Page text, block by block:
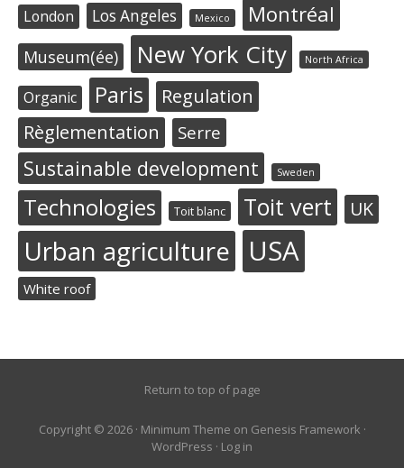
London Los Angeles Mexico Montréal
Museum(ée) New York City North Africa
Organic Paris
Regulation
Règlementation
Serre
Sustainable development Sweden
Technologies Toit blanc Toit vert UK
Urban agriculture USA
White roof
Return to top of page
Copyright © 2026 · Minimum Theme on Genesis Framework ·
WordPress · Log in